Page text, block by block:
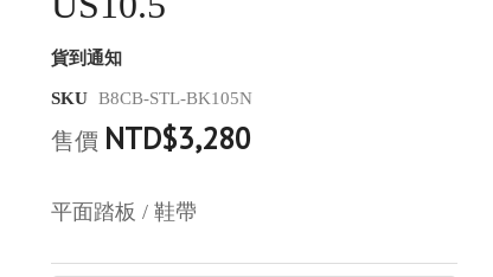
貨到通知
SKU B8CB-STL-BK105N
售價 NTD$3,280
平面踏板 / 鞋帶